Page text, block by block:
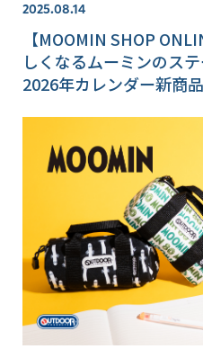
2025.08.14
【MOOMIN SHOP
しくなるムーミンのス
2026年カレンダー新商